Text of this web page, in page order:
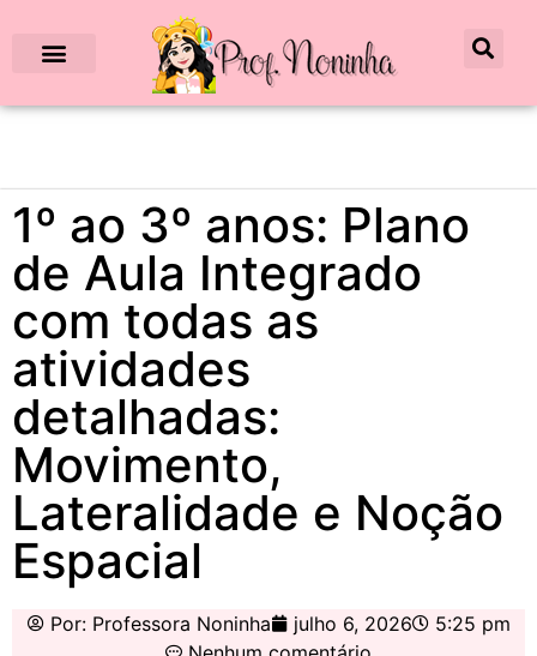
1º ao 3º anos: Plano
de Aula Integrado
com todas as
atividades
detalhadas:
Movimento,
Lateralidade e Noção
Espacial
Por:Professora Noninha julho 6, 2026
5:25 pm